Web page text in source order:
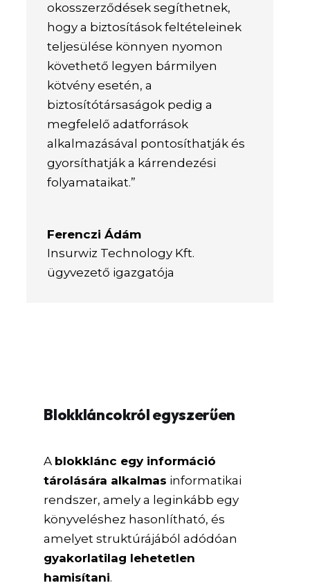
okosszerződések segíthetnek,
hogy a biztosítások feltételeinek
teljesülése könnyen nyomon
követhető legyen bármilyen
kötvény esetén, a
biztosítótársaságok pedig a
megfelelő adatforrások
alkalmazásával pontosíthatják és
gyorsíthatják a kárrendezési
folyamataikat.”
Ferenczi Ádám
Insurwiz Technology Kft.
ügyvezető igazgatója
Blokkláncokról egyszerűen
A blokklánc egy információ
tárolására alkalmas informatikai
rendszer, amely a leginkább egy
könyveléshez hasonlítható, és
amelyet struktúrájából adódóan
gyakorlatilag lehetetlen
hamisítani.